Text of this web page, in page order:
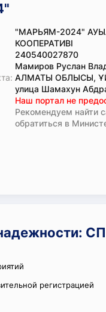
"МАРЬЯМ-2024"
КООПЕРАТИВІ
240540027870
Мамиров Руслан
АЛМАТЫ ОБЛЫСЫ,
улица Шамахун
Наш портал не
Рекомендуем найти
обратиться в
регистрацией